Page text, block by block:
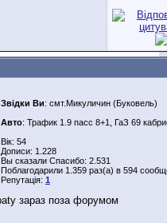
Звідки Ви: смт.Микуличин (Буковель)
Авто: Трафик 1.9 пасс 8+1, ГаЗ 69
Вік: 54
Дописи: 1.228
Вы сказали Спасибо: 2.531
Поблагодарили 1.359 раз(а) в 594
Репутація: 1